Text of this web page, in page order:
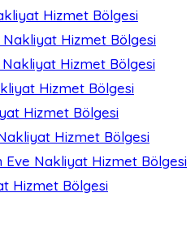
Hizmet Bölgesi
Nakliyat Hizmet Bölgesi
Nakliyat Hizmet Bölgesi
Hizmet Bölgesi
Hizmet Bölgesi
Hizmet Bölgesi
Eve Nakliyat Hizmet Bölgesi
Hizmet Bölgesi